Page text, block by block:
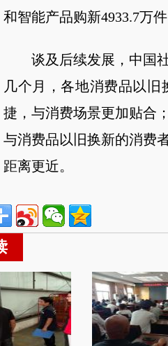
和智能产品购新4933.7万
谈及后续发展，中国
几个月，各地消费品以
捷，与消费场景更加贴合
与消费品以旧换新的消费
距离更近。